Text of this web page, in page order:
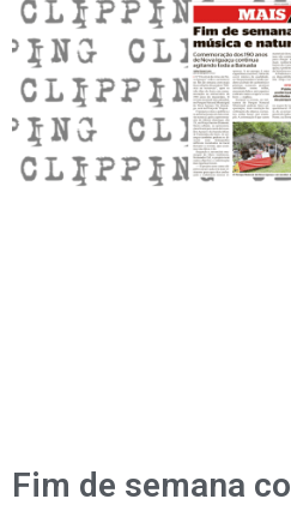
Fim de semana